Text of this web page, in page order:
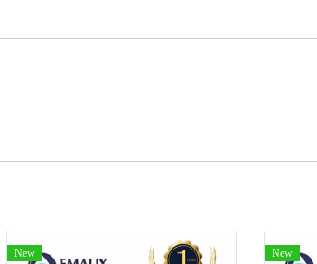
New New